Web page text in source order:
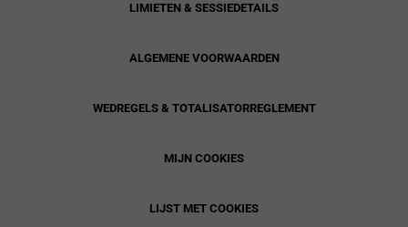
LIMIETEN & SESSIEDETAILS
ALGEMENE VOORWAARDEN
WEDREGELS & TOTALISATORREGLEMENT
MIJN COOKIES
LIJST MET COOKIES